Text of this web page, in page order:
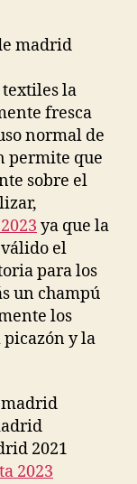
textiles la
fresca
normal de
permite que
sobre el
ya que la
el
para los
un champú
los
y la